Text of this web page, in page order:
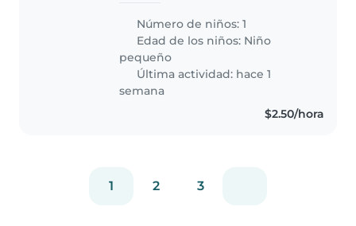
buscando a una niñera de
confianza que pueda cuidar a
nuestra niña energética y
curiosa. Nos interesa..
Número de niños: 1
Edad de los niños: Niño
pequeño
Última actividad: hace 1
semana
$2.50/hora
1 2 3